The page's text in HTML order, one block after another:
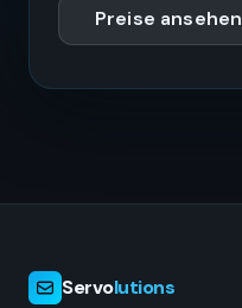
Preise ansehen
Servolutions